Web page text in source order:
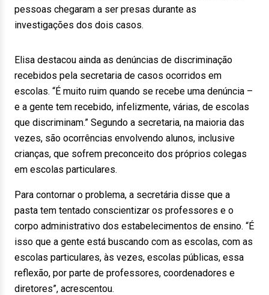
pessoas chegaram a ser presas durante as
investigações dos dois casos.
Elisa destacou ainda as denúncias de discriminação
recebidos pela secretaria de casos ocorridos em
escolas. “É muito ruim quando se recebe uma denúncia –
e a gente tem recebido, infelizmente, várias, de escolas
que discriminam.” Segundo a secretaria, na maioria das
vezes, são ocorrências envolvendo alunos, inclusive
crianças, que sofrem preconceito dos próprios colegas
em escolas particulares.
Para contornar o problema, a secretária disse que a
pasta tem tentado conscientizar os professores e o
corpo administrativo dos estabelecimentos de ensino. “É
isso que a gente está buscando com as escolas, com as
escolas particulares, às vezes, escolas públicas, essa
reflexão, por parte de professores, coordenadores e
diretores”, acrescentou.